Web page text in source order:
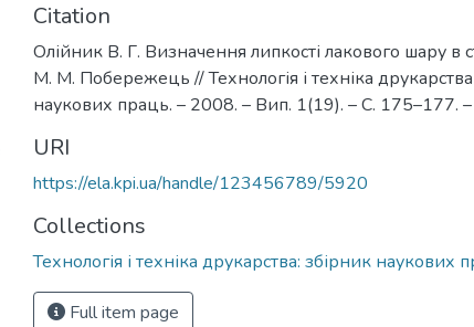
Citation
Олійник В. Г. Визначення липкості лакового шару в
М. М. Побережець // Технологія і техніка
наукових праць. – 2008. – Вип. 1(19). – С. 175–177. –
URI
https://ela.kpi.ua/handle/123456789/5920
Collections
Технологія і техніка друкарства: збірник наукових
Full item page